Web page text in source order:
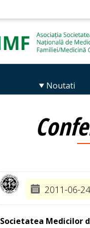
Noutati
2011-06-24
Societatea Medicilor